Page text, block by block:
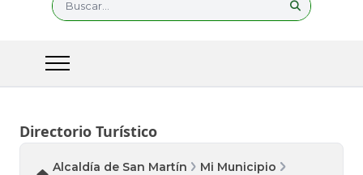
Buscar...
Directorio Turístico
Alcaldía de San Martín
Mi Municipio